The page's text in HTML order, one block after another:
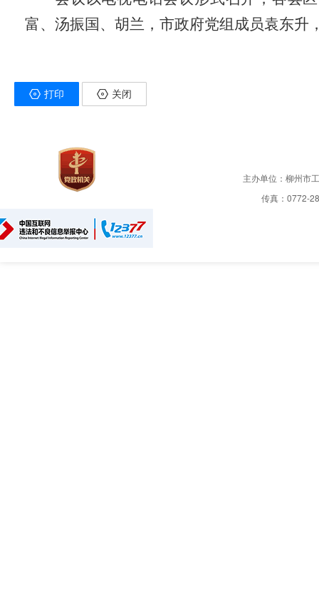
富、汤振国、胡兰，市政府党组成员袁东升
打印 关闭
主办单位：柳州市
传真：0772-